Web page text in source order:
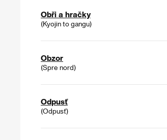
Obři a hračky
(Kyojin to gangu)
Obzor
(Spre nord)
Odpusť
(Odpusť)